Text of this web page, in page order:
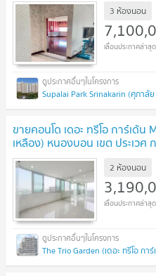
อาชีพ ✅ 🔥🔥🔥 UPDATE !
3 ห้องนอน
Supalai Park Srinakarin (ศุภาลั
ขายคอนโด เดอะ ทรีโอ การ์เด้
เหลือง) หนองบอน เขต ประเวศ
@connexproperty ตอบทันที ที
2 ห้องนอน
The Trio Garden (เดอะ ทรีโอ การ์